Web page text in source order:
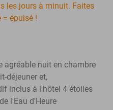
les jours à minuit. Faites
= épuisé !
agréable nuit en chambre
déjeuner et,
inclus à l'hôtel 4 étoiles
l'Eau d'Heure